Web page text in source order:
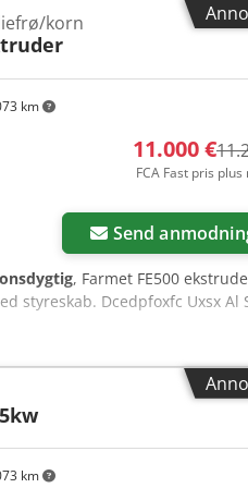
GMO-sojabønner økologisk
anlæg til
produktion af værdifuldt
Linjen kan besigtiges i
km
korn
11.000 €
FCA Fast pris plus
Send
, Farmet FE500
styreskab. Dcedpfoxfc Uxsx Al
km